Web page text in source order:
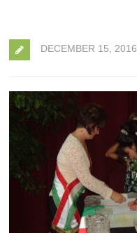
DECEMBER 15, 2016